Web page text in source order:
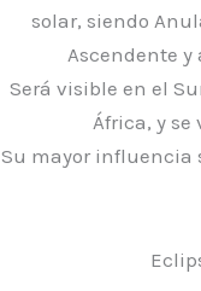
solar, siendo
Ascendente y
Será visible en el
África, y
Su mayor influencia